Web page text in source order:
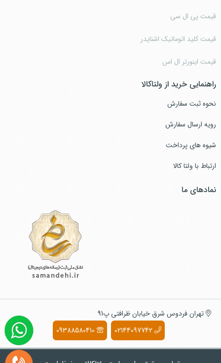
قیمت پی ال سی
قیمت کلید اتوماتیک اشنایدر
قیمت اینورتر ال اس
راهنمایی خرید از ولتاکالا
نحوه ثبت سفارش
رویه ارسال سفارش
شیوه های پرداخت
ارتباط با ولتا کالا
نمادهای ما
تهران فردوس شرق خیابان ظرافتی پ91
02144097742
09388580410